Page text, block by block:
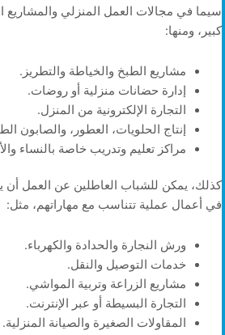
سيما في مجالات العمل المنزلي والمشاريع
كبير، ومنها:
مشاريع الطبخ والخياطة والتطريز.
إدارة حضانات منزلية أو روضات.
التجارة الإلكترونية من المنزل.
إنتاج الحلويات، العطور، والصابون
مراكز تعليم وتدريب خاصة بالنساء
كذلك، يمكن للشباب العاطلين عن العمل أن
في أعمال عملية تتناسب مع مهاراتهم، مثل:
ورش النجارة والحدادة والكهرباء.
خدمات التوصيل والنقل.
مشاريع الزراعة وتربية المواشي.
التجارة البسيطة أو عبر الإنترنت.
المقاولات الصغيرة والصيانة المنزلية.